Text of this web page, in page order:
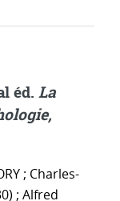
éd. La
; Charles-
; Alfred